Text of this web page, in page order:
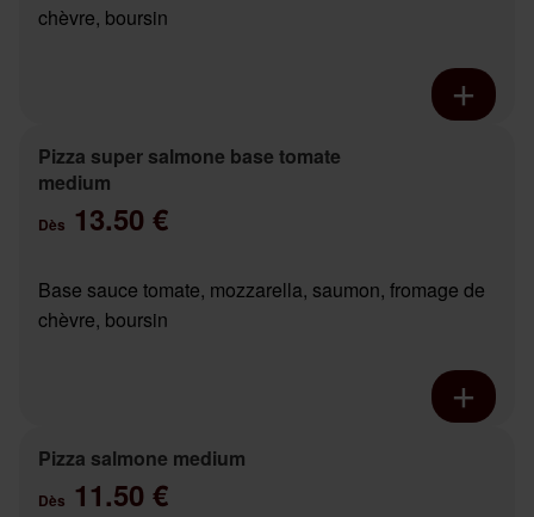
chèvre, boursin
Pizza super salmone base tomate
medium
Dès 13.50 €
Base sauce tomate, mozzarella, saumon, fromage de
chèvre, boursin
Pizza salmone medium
Dès 11.50 €